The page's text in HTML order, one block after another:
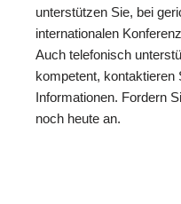
unterstützen Sie, bei
internationalen
Auch telefonisch
kompetent, kontaktieren
Informationen. Fordern
noch heute an.